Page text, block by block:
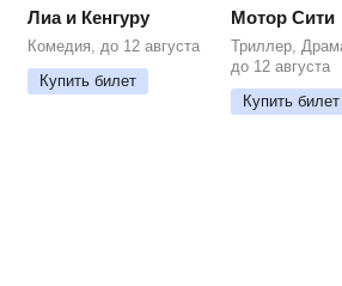
Лиа и Кенгуру
Комедия, до 12 августа
Купить билет
Мотор Сити
Триллер,
до 12 августа
Купить билет